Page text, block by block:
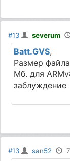
#13 severum
Batt.GVS,
Размер
Мб. для
заблуждение
#13 san52